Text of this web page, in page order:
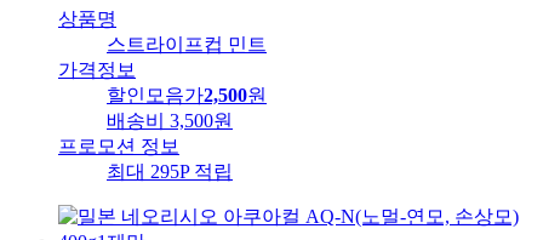
상품명
스트라이프컵 민트
가격정보
할인모음가2,500원
배송비
3,500원
프로모션 정보
최대 295P 적립